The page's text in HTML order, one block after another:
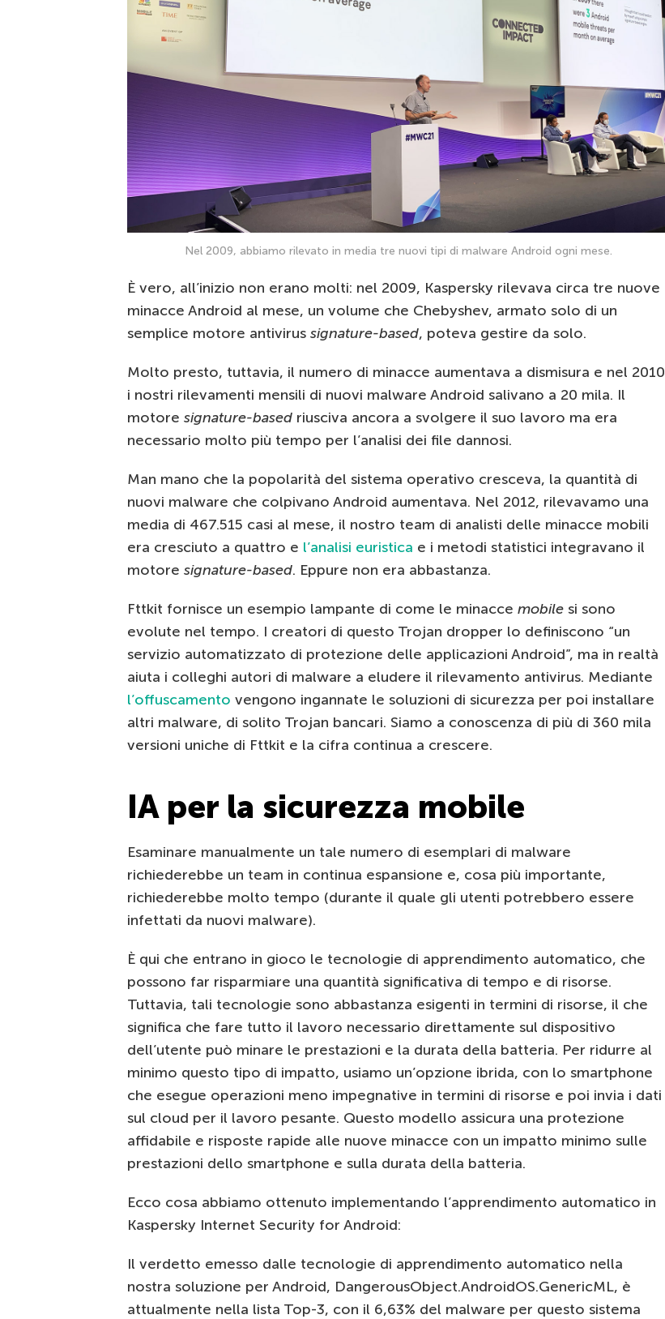
Nel 2009, abbiamo rilevato in media tre nuovi tipi di malware Android ogni mese.
È vero, all’inizio non erano molti: nel 2009, Kaspersky rilevava circa tre nuove
minacce Android al mese, un volume che Chebyshev, armato solo di un
semplice motore antivirus signature-based, poteva gestire da solo.
Molto presto, tuttavia, il numero di minacce aumentava a dismisura e nel 2010
i nostri rilevamenti mensili di nuovi malware Android salivano a 20 mila. Il
motore signature-based riusciva ancora a svolgere il suo lavoro ma era
necessario molto più tempo per l’analisi dei file dannosi.
Man mano che la popolarità del sistema operativo cresceva, la quantità di
nuovi malware che colpivano Android aumentava. Nel 2012, rilevavamo una
media di 467.515 casi al mese, il nostro team di analisti delle minacce mobili
era cresciuto a quattro e l’analisi euristica e i metodi statistici integravano il
motore signature-based. Eppure non era abbastanza.
Fttkit fornisce un esempio lampante di come le minacce mobile si sono
evolute nel tempo. I creatori di questo Trojan dropper lo definiscono “un
servizio automatizzato di protezione delle applicazioni Android”, ma in realtà
aiuta i colleghi autori di malware a eludere il rilevamento antivirus. Mediante
l’offuscamento vengono ingannate le soluzioni di sicurezza per poi installare
altri malware, di solito Trojan bancari. Siamo a conoscenza di più di 360 mila
versioni uniche di Fttkit e la cifra continua a crescere.
IA per la sicurezza mobile
Esaminare manualmente un tale numero di esemplari di malware
richiederebbe un team in continua espansione e, cosa più importante,
richiederebbe molto tempo (durante il quale gli utenti potrebbero essere
infettati da nuovi malware).
È qui che entrano in gioco le tecnologie di apprendimento automatico, che
possono far risparmiare una quantità significativa di tempo e di risorse.
Tuttavia, tali tecnologie sono abbastanza esigenti in termini di risorse, il che
significa che fare tutto il lavoro necessario direttamente sul dispositivo
dell’utente può minare le prestazioni e la durata della batteria. Per ridurre al
minimo questo tipo di impatto, usiamo un’opzione ibrida, con lo smartphone
che esegue operazioni meno impegnative in termini di risorse e poi invia i dati
sul cloud per il lavoro pesante. Questo modello assicura una protezione
affidabile e risposte rapide alle nuove minacce con un impatto minimo sulle
prestazioni dello smartphone e sulla durata della batteria.
Ecco cosa abbiamo ottenuto implementando l’apprendimento automatico in
Kaspersky Internet Security for Android:
Il verdetto emesso dalle tecnologie di apprendimento automatico nella
nostra soluzione per Android, DangerousObject.AndroidOS.GenericML, è
attualmente nella lista Top-3, con il 6,63% del malware per questo sistema